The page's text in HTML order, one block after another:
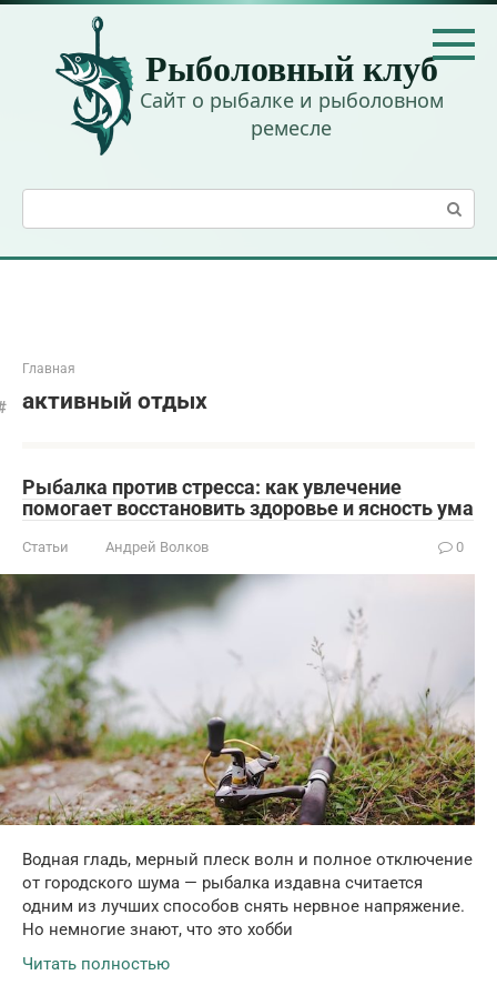
Перейти
контенту
Рыболовный клуб
Сайт о рыбалке и рыболовном
ремесле
Главная
активный отдых
Рыбалка против стресса: как увлечение
помогает восстановить здоровье и ясность ума
Статьи Андрей Волков 0
Водная гладь, мерный плеск волн и полное отключение
от городского шума — рыбалка издавна считается
одним из лучших способов снять нервное напряжение.
Но немногие знают, что это хобби
Читать полностью